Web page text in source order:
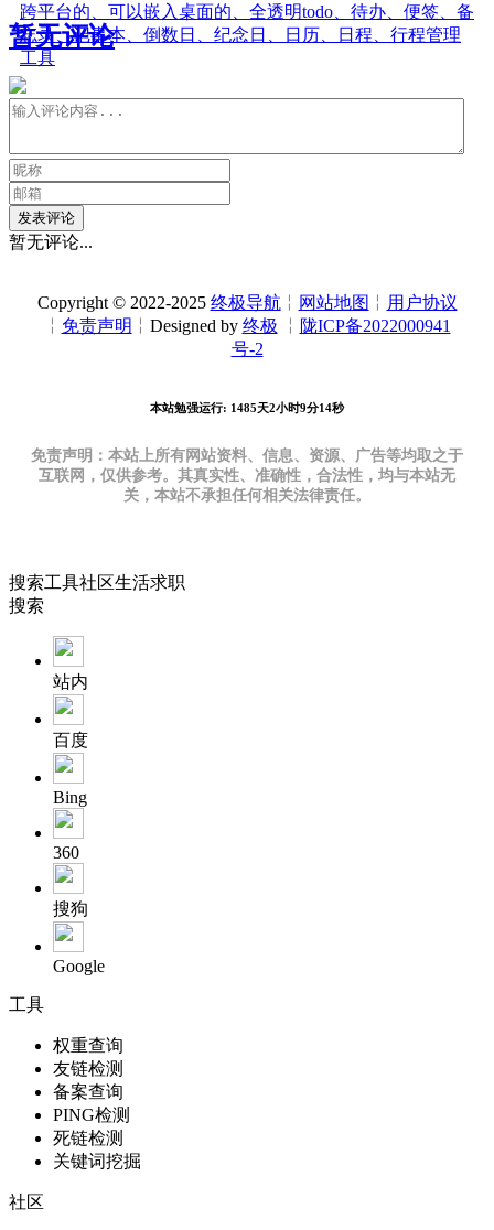
跨平台的、可以嵌入桌面的、全透明todo、待办、便签、备
忘录、记事本、倒数日、纪念日、日历、日程、行程管理
工具
暂无评论
发表评论
暂无评论...
Copyright © 2022-2025 终极导航 ╎ 网站地图 ╎ 用户协议
╎ 免责声明 ╎Designed by 终极 ╎ 陇ICP备2022000941
号-2
本站勉强运行: 1485天2小时9分14秒
免责声明：本站上所有网站资料、信息、资源、广告等均取之于
互联网，仅供参考。其真实性、准确性，合法性，均与本站无
关，本站不承担任何相关法律责任。
搜索工具社区生活求职
搜索
站内
百度
Bing
360
搜狗
Google
工具
权重查询
友链检测
备案查询
PING检测
死链检测
关键词挖掘
社区